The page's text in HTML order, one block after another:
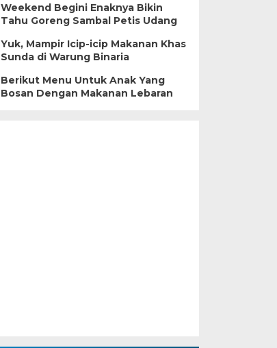
Weekend Begini Enaknya Bikin
Tahu Goreng Sambal Petis Udang
Yuk, Mampir Icip-icip Makanan Khas
Sunda di Warung Binaria
Berikut Menu Untuk Anak Yang
Bosan Dengan Makanan Lebaran